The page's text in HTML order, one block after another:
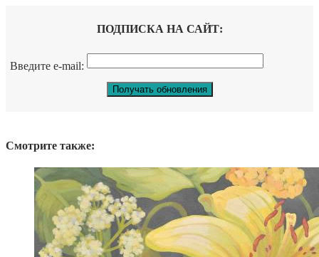
ПОДПИСКА НА САЙТ:
Введите e-mail:
Смотрите также: